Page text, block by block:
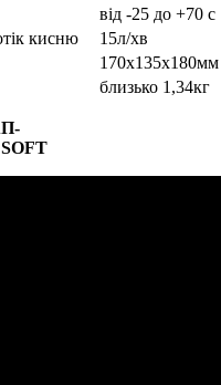
від -25 до +70 с
кисню
15л/хв
170х135х180мм
близько 1,34кг